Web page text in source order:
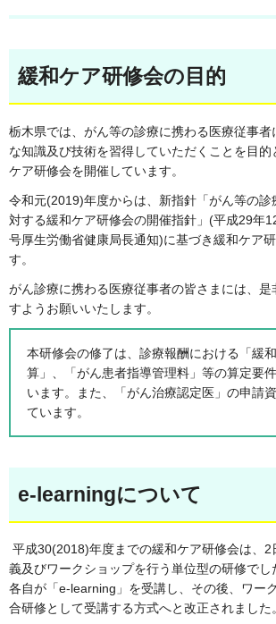
緩和ケア研修会の目的
栃木県では、がん等の診療に携わる医療従事者
な知識及び技術を習得していただくことを目的
ケア研修会を開催しています。
令和元(2019)年度からは、新指針「がん等の診
対する緩和ケア研修会の開催指針」(平成29年
号厚生労働省健康局長通知)に基づき緩和ケア
す。
がん診療に携わる医療従事者の皆さまには、是
すようお願いいたします。
本研修会の修了は、診療報酬における「緩
算」、「がん患者指導管理料」等の算定要
います。また、「がん治療認定医」の申請
ています。
e-learningについて
平成30(2018)年度までの緩和ケア研修会は、
義及びワークショップを行う単位型の研修でし
各自が「e-learning」を受講し、その後、ワー
合研修として受講する方式へと改正されました。